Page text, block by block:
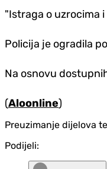
"Istraga o uzrocima
Policija je ogradila
Na osnovu
(Aloonline)
Preuzimanje dijelova
Podijeli: